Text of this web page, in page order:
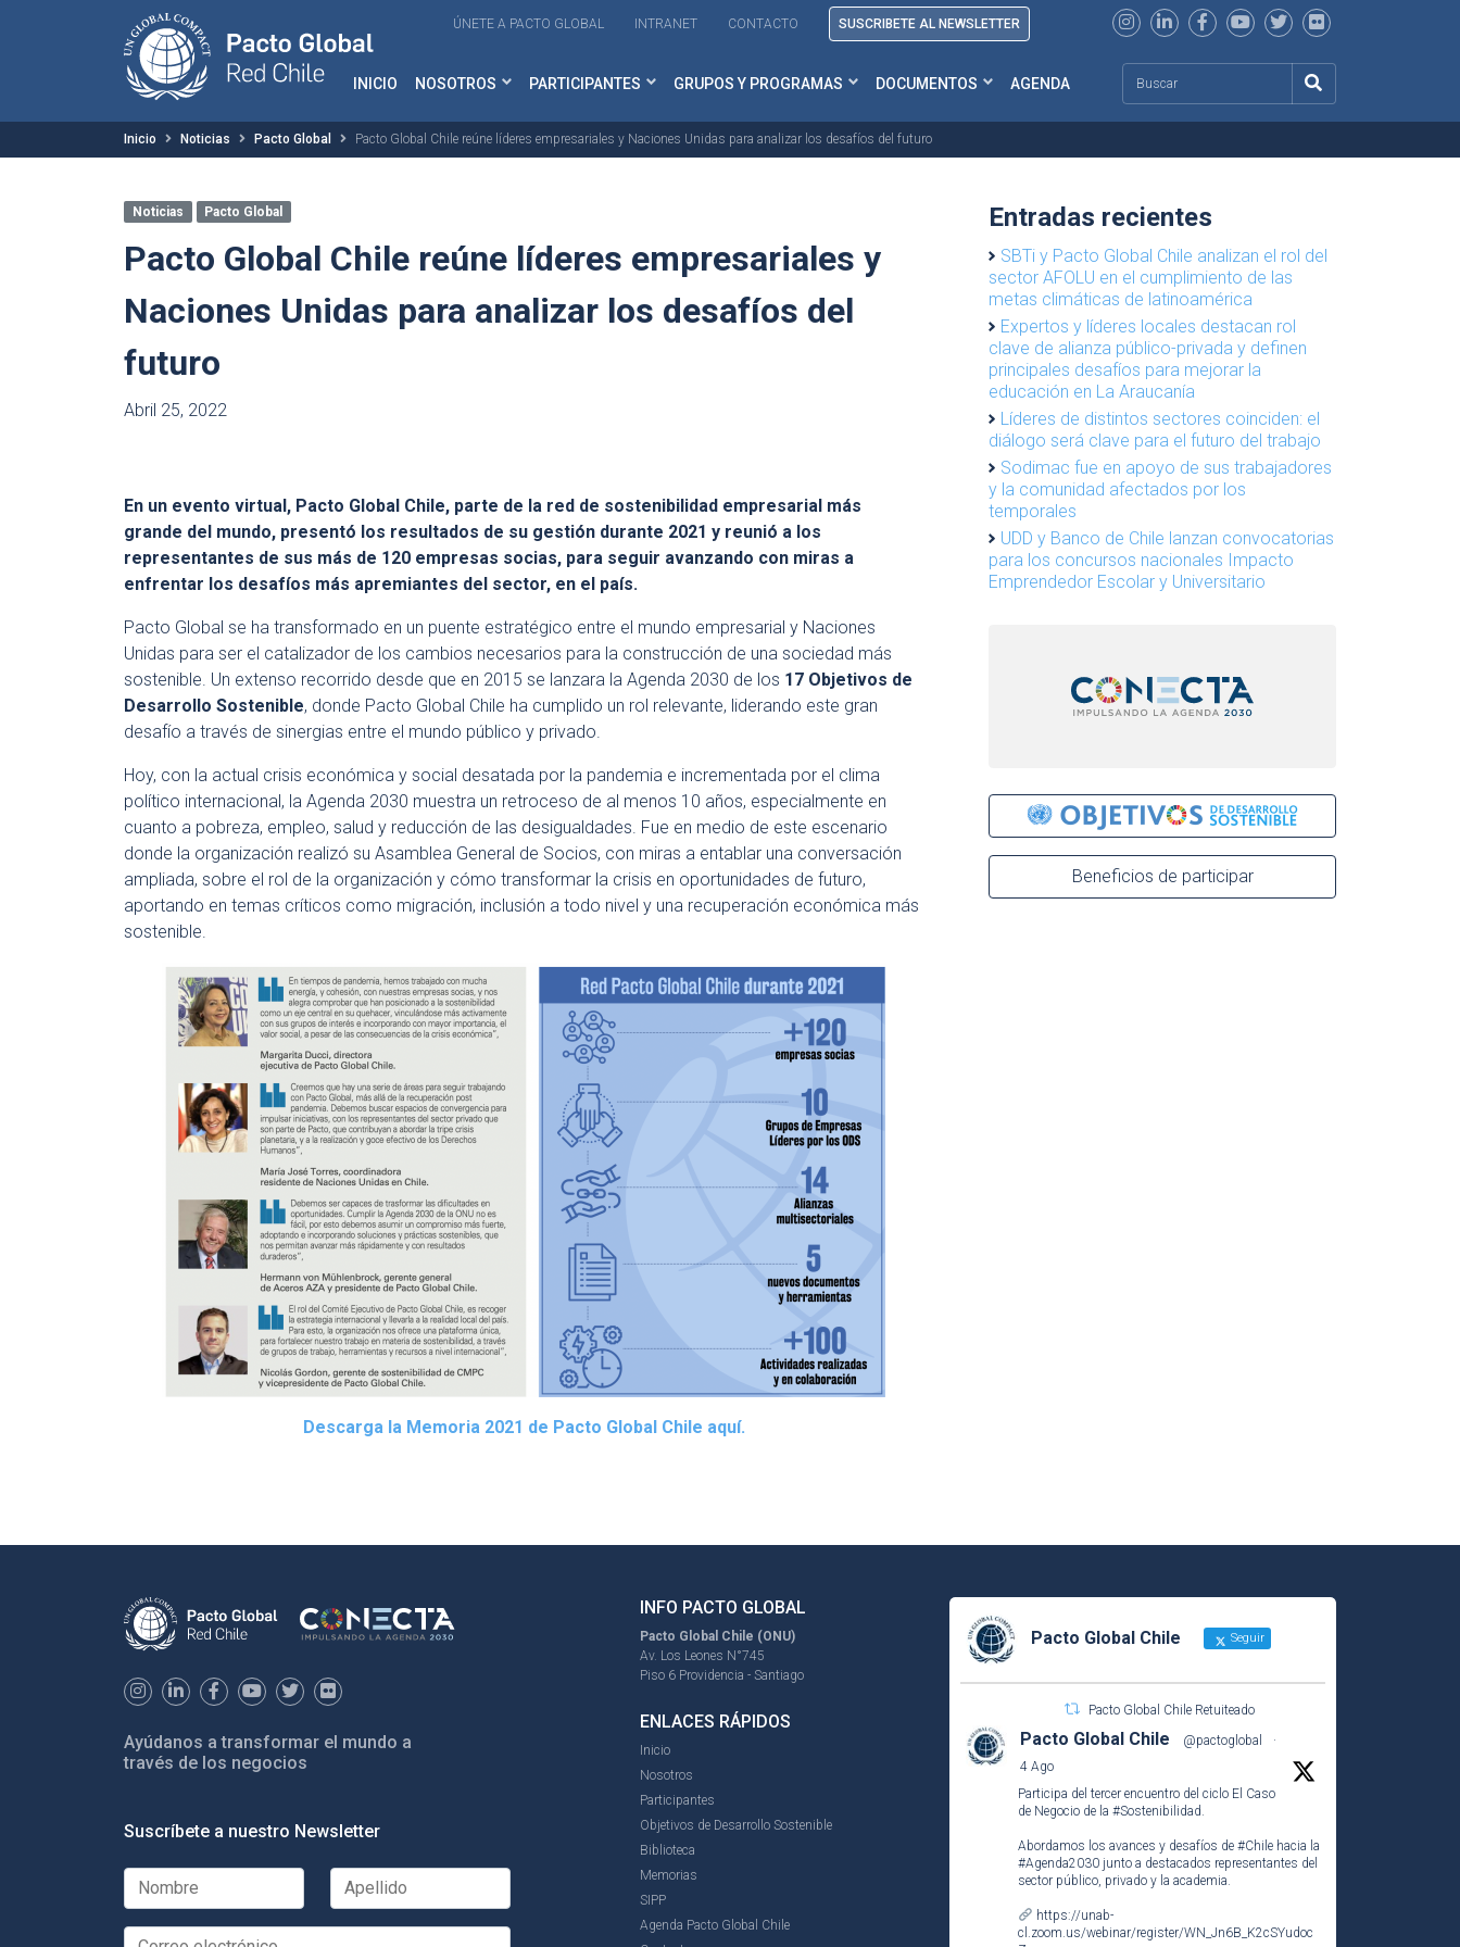
ÚNETE A PACTO GLOBAL INTRANET CONTACTO SUSCRIBETE AL NEWSLETTER
INICIO NOSOTROS PARTICIPANTES GRUPOS Y PROGRAMAS DOCUMENTOS AGENDA
Inicio Noticias Pacto Global Pacto Global Chile reúne líderes empresariales y Naciones Unidas para analizar los desafíos del futuro
Noticias Pacto Global
Pacto Global Chile reúne líderes empresariales y
Naciones Unidas para analizar los desafíos del
futuro
Abril 25, 2022
En un evento virtual, Pacto Global Chile, parte de la red de sostenibilidad empresarial más
grande del mundo, presentó los resultados de su gestión durante 2021 y reunió a los
representantes de sus más de 120 empresas socias, para seguir avanzando con miras a
enfrentar los desafíos más apremiantes del sector, en el país.
Pacto Global se ha transformado en un puente estratégico entre el mundo empresarial y Naciones
Unidas para ser el catalizador de los cambios necesarios para la construcción de una sociedad más
sostenible. Un extenso recorrido desde que en 2015 se lanzara la Agenda 2030 de los 17 Objetivos de
Desarrollo Sostenible, donde Pacto Global Chile ha cumplido un rol relevante, liderando este gran
desafío a través de sinergias entre el mundo público y privado.
Hoy, con la actual crisis económica y social desatada por la pandemia e incrementada por el clima
político internacional, la Agenda 2030 muestra un retroceso de al menos 10 años, especialmente en
cuanto a pobreza, empleo, salud y reducción de las desigualdades. Fue en medio de este escenario
donde la organización realizó su Asamblea General de Socios, con miras a entablar una conversación
ampliada, sobre el rol de la organización y cómo transformar la crisis en oportunidades de futuro,
aportando en temas críticos como migración, inclusión a todo nivel y una recuperación económica más
sostenible.
Descarga la Memoria 2021 de Pacto Global Chile aquí.
Entradas recientes
SBTi y Pacto Global Chile analizan el rol del
sector AFOLU en el cumplimiento de las
metas climáticas de latinoamérica
Expertos y líderes locales destacan rol
clave de alianza público-privada y definen
principales desafíos para mejorar la
educación en La Araucanía
Líderes de distintos sectores coinciden: el
diálogo será clave para el futuro del trabajo
Sodimac fue en apoyo de sus trabajadores
y la comunidad afectados por los
temporales
UDD y Banco de Chile lanzan convocatorias
para los concursos nacionales Impacto
Emprendedor Escolar y Universitario
Beneficios de participar
Ayúdanos a transformar el mundo a
través de los negocios
Suscríbete a nuestro Newsletter
INFO PACTO GLOBAL
Pacto Global Chile (ONU)
Av. Los Leones N°745
Piso 6 Providencia - Santiago
ENLACES RÁPIDOS
Inicio
Nosotros
Participantes
Objetivos de Desarrollo Sostenible
Biblioteca
Memorias
SIPP
Agenda Pacto Global Chile
Pacto Global Chile Seguir
Pacto Global Chile Retuiteado
Pacto Global Chile @pactoglobal
·
4 Ago
Participa del tercer encuentro del ciclo El Caso
de Negocio de la #Sostenibilidad.
Abordamos los avances y desafíos de #Chile hacia la
#Agenda2030 junto a destacados representantes del
sector público, privado y la academia.
https://unab-
cl.zoom.us/webinar/register/WN_Jn6B_K2cSYudoc